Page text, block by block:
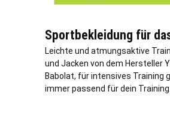
Sportbekleidung für
Leichte und atmungsaktive
und Jacken von dem Hersteller
Babolat, für intensives Training
immer passend für dein Training.